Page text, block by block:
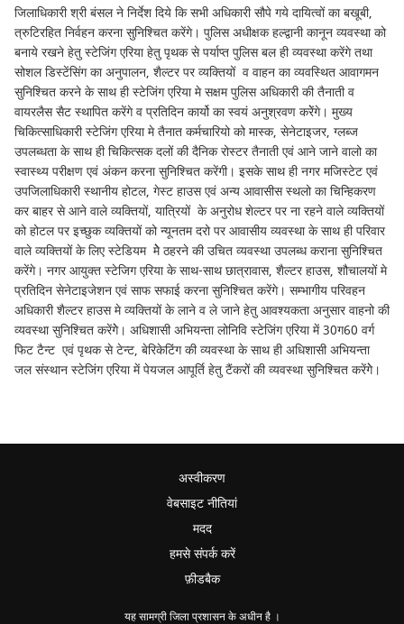
जिलाधिकारी श्री बंसल ने निर्देश दिये कि सभी अधिकारी सौपे गये दायित्वों का बखूबी,
त्रुटिरहित निर्वहन करना सुनिश्चित करेंगे। पुलिस अधीक्षक हल्द्वानी कानून व्यवस्था को
बनाये रखने हेतु स्टेजिंग एरिया हेतु पृथक से पर्याप्त पुलिस बल ही व्यवस्था करेंगे तथा
सोशल डिस्टेंसिंग का अनुपालन, शैल्टर पर व्यक्तियों व वाहन का व्यवस्थित आवागमन
सुनिश्चित करने के साथ ही स्टेजिंग एरिया मे सक्षम पुलिस अधिकारी की तैनाती व
वायरलैस सैट स्थापित करेंगे व प्रतिदिन कार्यो का स्वयं अनुश्रवण करेेंगे। मुख्य
चिकित्साधिकारी स्टेजिंग एरिया मे तैनात कर्मचारियो को मास्क, सेनेटाइजर, ग्लब्ज
उपलब्धता के साथ ही चिकित्सक दलों की दैनिक रोस्टर तैनाती एवं आने जाने वालो का
स्वास्थ्य परीक्षण एवं अंकन करना सुनिश्चित करेंगी। इसके साथ ही नगर मजिस्टेट एवं
उपजिलाधिकारी स्थानीय होटल, गेस्ट हाउस एवं अन्य आवासीस स्थलो का चिन्हिकरण
कर बाहर से आने वाले व्यक्तियों, यात्रियों के अनुरोध शेल्टर पर ना रहने वाले व्यक्तियों
को होटल पर इच्छुक व्यक्तियों को न्यूनतम दरो पर आवासीय व्यवस्था के साथ ही परिवार
वाले व्यक्तियों के लिए स्टेडियम मेेे ठहरने की उचित व्यवस्था उपलब्ध कराना सुनिश्चित
करेंगे। नगर आयुक्त स्टेजिग एरिया के साथ-साथ छात्रावास, शैल्टर हाउस, शौचालयों मे
प्रतिदिन सेनेटाइजेशन एवं साफ सफाई करना सुनिश्चित करेंगे। सम्भागीय परिवहन
अधिकारी शैल्टर हाउस मे व्यक्तियों के लाने व ले जाने हेतु आवश्यकता अनुसार वाहनो की
व्यवस्था सुनिश्चित करेंगेे। अधिशासी अभियन्ता लोनिवि स्टेजिंग एरिया में 30ग60 वर्ग
फिट टैन्ट एवं पृथक से टेन्ट, बेरिकेटिंग की व्यवस्था के साथ ही अधिशासी अभियन्ता
जल संस्थान स्टेजिंग एरिया में पेयजल आपूर्ति हेतु टैंकरों की व्यवस्था सुनिश्चित करेंगेे।
अस्वीकरण
वेबसाइट नीतियां
मदद
हमसे संपर्क करें
फ़ीडबैक
यह सामग्री जिला प्रशासन के अधीन है ।